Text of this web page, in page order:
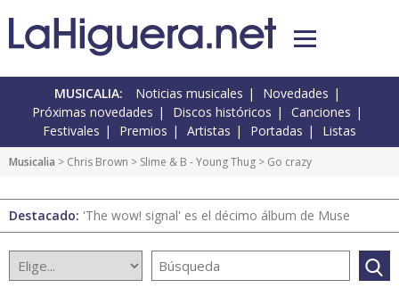
MUSICALIA: Noticias musicales
Novedades
Próximas novedades
Discos históricos
Canciones
Festivales
Premios Artistas Portadas Listas
Musicalia > Chris Brown > Slime & B - Young Thug > Go crazy
Destacado: 'The wow! signal' es el décimo álbum de Muse